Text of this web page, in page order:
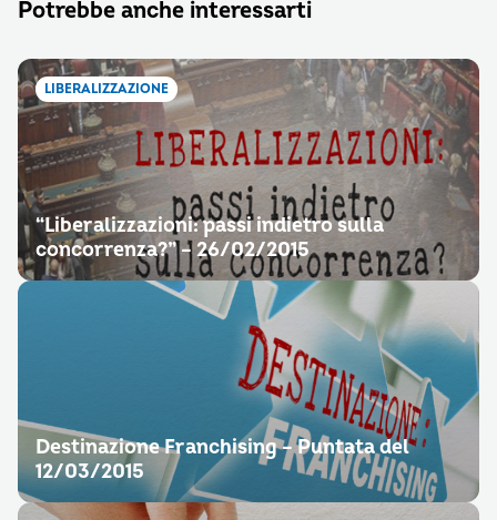
Potrebbe anche interessarti
LIBERALIZZAZIONE
“Liberalizzazioni: passi indietro sulla
concorrenza?” – 26/02/2015
Destinazione Franchising – Puntata del
12/03/2015